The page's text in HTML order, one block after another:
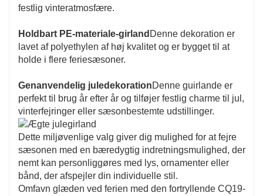
festlig vinteratmosfære.
Holdbart PE-materiale-girland Denne dekoration er
lavet af polyethylen af ​​høj kvalitet og er bygget til at
holde i flere feriesæsoner.
Genanvendelig juledekorationDenne guirlande er
perfekt til brug år efter år og tilføjer festlig charme til jul,
vinterfejringer eller sæsonbestemte udstillinger.
Dette miljøvenlige valg giver dig mulighed for at fejre
sæsonen med en bæredygtig indretningsmulighed, der
nemt kan personliggøres med lys, ornamenter eller
bånd, der afspejler din individuelle stil.
Omfavn glæden ved ferien med den fortryllende CQ19-